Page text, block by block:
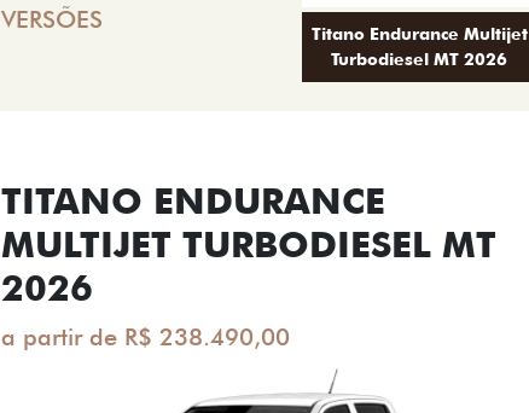
VERSÕES
Titano Endurance Multijet
Turbodiesel MT 2026
TITANO ENDURANCE
MULTIJET TURBODIESEL MT
2026
a partir de R$ 238.490,00